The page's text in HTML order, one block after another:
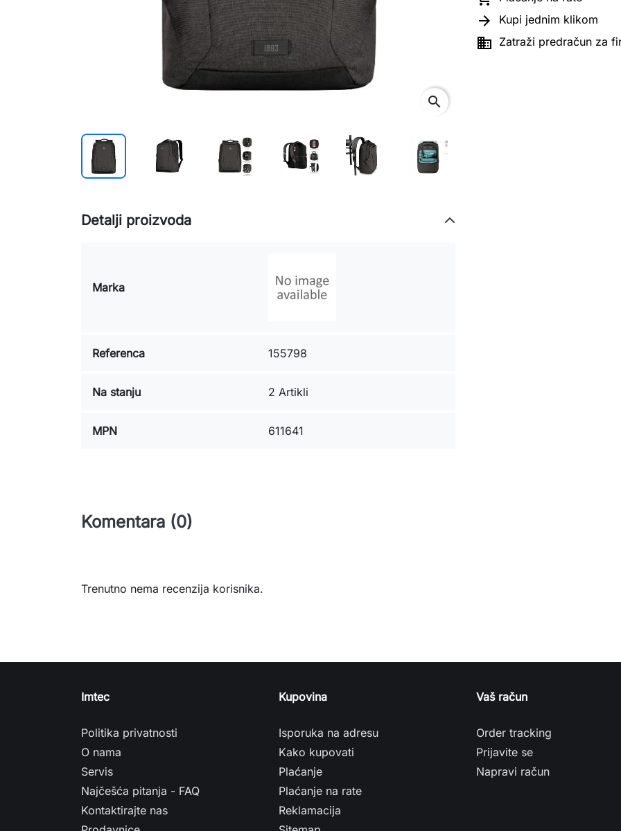
search
 Kupi jednim klikom
 Zatraži predračun za
Detalji proizvoda
Marka
Referenca 155798
Na stanju 2 Artikli
MPN 611641
Komentara (0)
Trenutno nema recenzija korisnika.
Imtec
Politika privatnosti
O nama
Servis
Najčešća pitanja - FAQ
Kontaktirajte nas
Kupovina
Isporuka na adresu
Kako kupovati
Plaćanje
Plaćanje na rate
Reklamacija
Vaš račun
Order tracking
Prijavite se
Napravi račun